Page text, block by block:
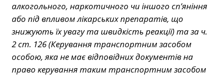
алкогольного, наркотичного чи іншого сп’яніння
або під впливом лікарських препаратів, що
знижують їх увагу та швидкість реакції) та за ч.
2 ст. 126 (Керування транспортним засобом
особою, яка не має відповідних документів на
право керування таким транспортним засобом